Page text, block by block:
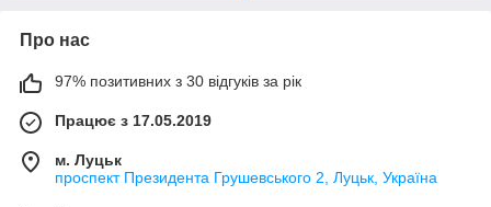
Про нас
97% позитивних з 30 відгуків за рік
Працює з 17.05.2019
м. Луцьк
проспект Президента Грушевського 2, Луцьк, Україна